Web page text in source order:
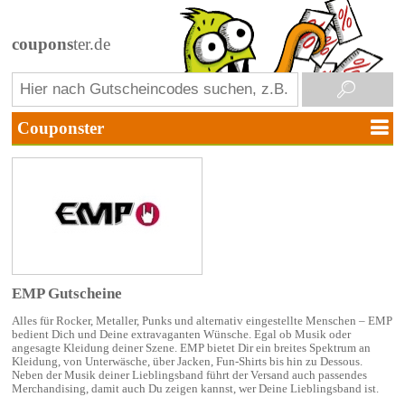
couponster.de
EMP Gutscheine
Alles für Rocker, Metaller, Punks und alternativ eingestellte Menschen – EMP
bedient Dich und Deine extravaganten Wünsche. Egal ob Musik oder
angesagte Kleidung deiner Szene. EMP bietet Dir ein breites Spektrum an
Kleidung, von Unterwäsche, über Jacken, Fun-Shirts bis hin zu Dessous.
Neben der Musik deiner Lieblingsband führt der Versand auch passendes
Merchandising, damit auch Du zeigen kannst, wer Deine Lieblingsband ist.